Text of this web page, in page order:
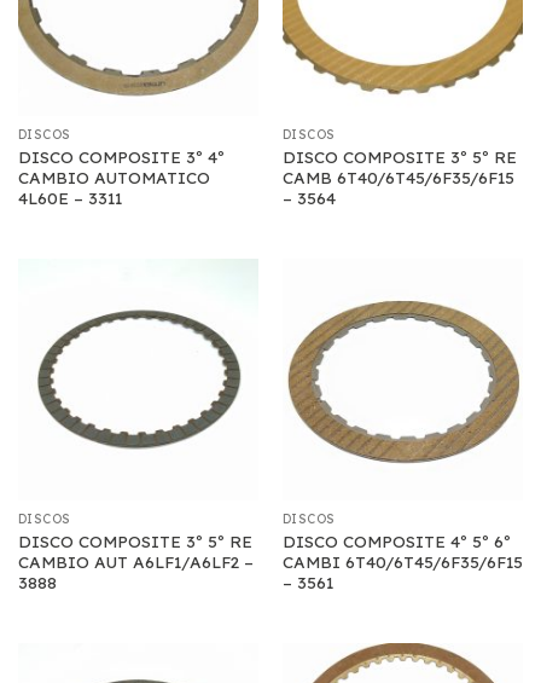
DISCOS
DISCO COMPOSITE 3º 4º
CAMBIO AUTOMATICO
4L60E – 3311
DISCOS
DISCO COMPOSITE 3º 5º RE
CAMB 6T40/6T45/6F35/6F15
– 3564
DISCOS
DISCO COMPOSITE 3º 5º RE
CAMBIO AUT A6LF1/A6LF2 –
3888
DISCOS
DISCO COMPOSITE 4º 5º 6º
CAMBI 6T40/6T45/6F35/6F15
– 3561